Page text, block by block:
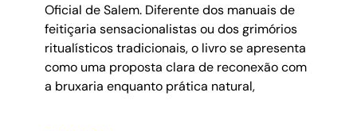
Oficial de Salem. Diferente dos manuais de
feitiçaria sensacionalistas ou dos grimórios
ritualísticos tradicionais, o livro se apresenta
como uma proposta clara de reconexão com
a bruxaria enquanto prática natural,